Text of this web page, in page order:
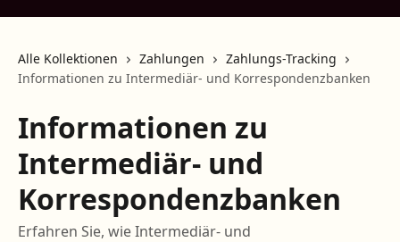
Alle Kollektionen Zahlungen
Zahlungs-Tracking
Informationen zu Intermediär- und Korrespondenzbanken
Informationen zu
Intermediär- und
Korrespondenzbanken
Erfahren Sie, wie Intermediär- und